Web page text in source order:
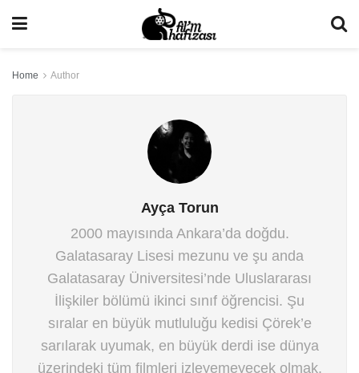
Home Author
Ayça Torun
2000 mayısında Ankara’da doğdu.
Galatasaray Lisesi mezunu ve şu anda
Galatasaray Üniversitesi’nde Uluslararası
İlişkiler bölümü ikinci sınıf öğrencisi. Şu
sıralar en büyük mutluluğu kedisi Çörek’e
sarılarak uyumak, en büyük derdi ise dünya
üzerindeki tüm filmleri izleyemeyecek olmak.